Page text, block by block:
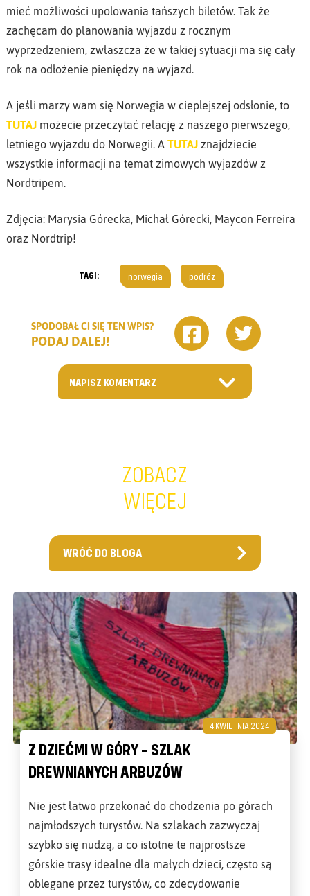
mieć możliwości upolowania tańszych biletów. Tak że
zachęcam do planowania wyjazdu z rocznym
wyprzedzeniem, zwłaszcza że w takiej sytuacji ma się cały
rok na odłożenie pieniędzy na wyjazd.
A jeśli marzy wam się Norwegia w cieplejszej odsłonie, to
TUTAJmożecie przeczytać relację z naszego pierwszego,
letniego wyjazdu do Norwegii. A TUTAJznajdziecie
wszystkie informacji na temat zimowych wyjazdów z
Nordtripem.
Zdjęcia: Marysia Górecka, Michał Górecki, Maycon Ferreira
oraz Nordtrip!
TAGI: norwegia podróż
SPODOBAŁ CI SIĘ TEN WPIS?
PODAJ DALEJ!
NAPISZ KOMENTARZ
ZOBACZ
WIĘCEJ
WRÓĆ DO BLOGA
4 KWIETNIA 2024
Z DZIEĆMI W GÓRY – SZLAK
DREWNIANYCH ARBUZÓW
Nie jest łatwo przekonać do chodzenia po górach
najmłodszych turystów. Na szlakach zazwyczaj
szybko się nudzą, a co istotne te najprostsze
górskie trasy idealne dla małych dzieci, często są
oblegane przez turystów, co zdecydowanie